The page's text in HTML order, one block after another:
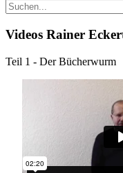
Videos Rainer
Teil 1 - Der Bücherwurm